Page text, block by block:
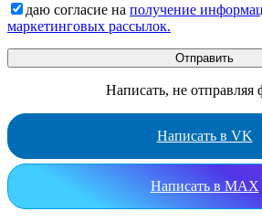
даю согласие на получение
маркетинговых рассылок.
Написать, не отправляя
Написать в VK
Написать в MAX